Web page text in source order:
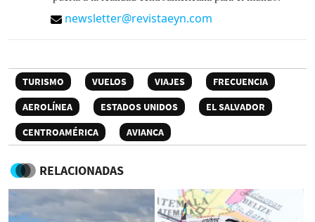
newsletter@revistaeyn.com
TURISMO VUELOS VIAJES
FRECUENCIA
AEROLÍNEA
ESTADOS UNIDOS
EL SALVADOR
CENTROAMÉRICA
AVIANCA
RELACIONADAS